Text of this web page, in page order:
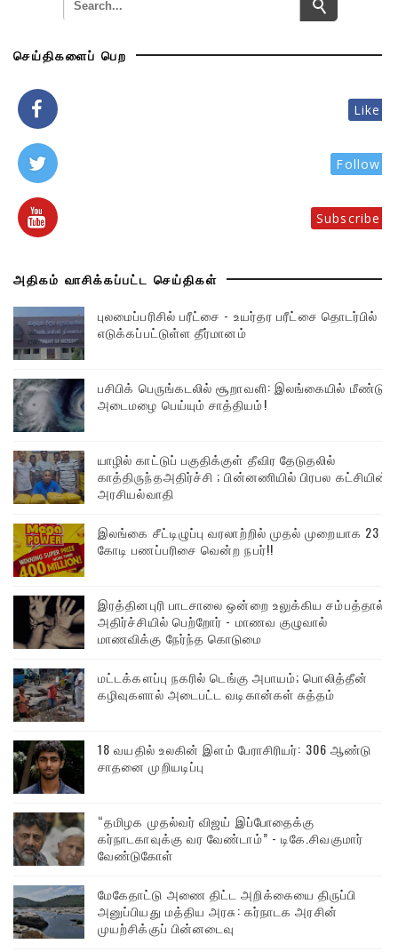
செய்திகளைப் பெற
Like
Follow
Subscribe
அதிகம் வாசிக்கப்பட்ட செய்திகள்
புலமைப்பரிசில் பரீட்சை - உயர்தர பரீட்சை தொடர்பில்
எடுக்கப்பட்டுள்ள தீர்மானம்
பசிபிக் பெருங்கடலில் சூறாவளி: இலங்கையில் மீண்டும்
அடைமழை பெய்யும் சாத்தியம்!
யாழில் காட்டுப் பகுதிக்குள் தீவிர தேடுதலில்
காத்திருந்தஅதிர்ச்சி ; பின்னணியில் பிரபல கட்சியின்
அரசியல்வாதி
இலங்கை சீட்டிழுப்பு வரலாற்றில் முதல் முறையாக 23
கோடி பணப்பரிசை வென்ற நபர்!!
இரத்தினபுரி பாடசாலை ஒன்றை உலுக்கிய சம்பத்தால்
அதிர்ச்சியில் பெற்றோர் - மாணவ குழுவால்
மாணவிக்கு நேர்ந்த கொடுமை
மட்டக்களப்பு நகரில் டெங்கு அபாயம்; பொலித்தீன்
கழிவுகளால் அடைபட்ட வடிகான்கள் சுத்தம்
18 வயதில் உலகின் இளம் பேராசிரியர்: 306 ஆண்டு
சாதனை முறியடிப்பு
“தமிழக முதல்வர் விஜய் இப்போதைக்கு
கர்நாடகாவுக்கு வர வேண்டாம்” - டிகே.சிவகுமார்
வேண்டுகோள்
மேகேதாட்டு அணை திட்ட அறிக்கையை திருப்பி
அனுப்பியது மத்திய அரசு: கர்நாடக அரசின்
முயற்சிக்குப் பின்னடைவு